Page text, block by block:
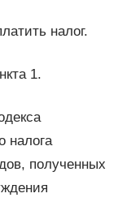
налог.
1.
налога
полученных